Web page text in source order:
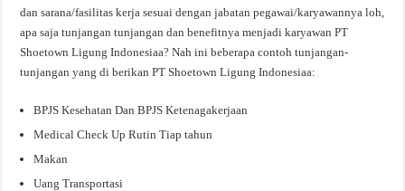
dan sarana/fasilitas kerja sesuai dengan jabatan pegawai/karyawannya loh,
apa saja tunjangan tunjangan dan benefitnya menjadi karyawan PT
Shoetown Ligung Indonesiaa? Nah ini beberapa contoh tunjangan-
tunjangan yang di berikan PT Shoetown Ligung Indonesiaa:
BPJS Kesehatan Dan BPJS Ketenagakerjaan
Medical Check Up Rutin Tiap tahun
Makan
Uang Transportasi